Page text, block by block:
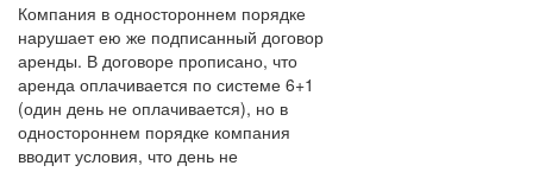
Компания в одностороннем порядке
нарушает ею же подписанный договор
аренды. В договоре прописано, что
аренда оплачивается по системе 6+1
(один день не оплачивается), но в
одностороннем порядке компания
вводит условия, что день не